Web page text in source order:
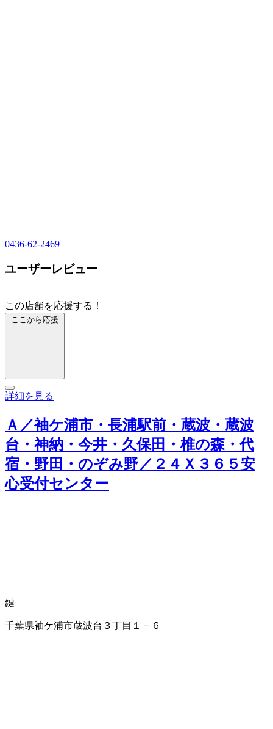
0436-62-2469
ユーザーレビュー
この店舗を応援する！
ここから応援
詳細を見る
Ａ／袖ケ浦市・長浦駅前・蔵波・蔵波
台・神納・今井・久保田・椎の森・代
宿・野田・のぞみ野／２４Ｘ３６５安
心受付センター
鍵
千葉県袖ケ浦市蔵波台３丁目１－６